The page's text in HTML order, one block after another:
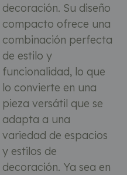
decoración. Su diseño
compacto ofrece una
combinación perfecta
de estilo y
funcionalidad, lo que
lo convierte en una
pieza versátil que se
adapta a una
variedad de espacios
y estilos de
decoración. Ya sea en